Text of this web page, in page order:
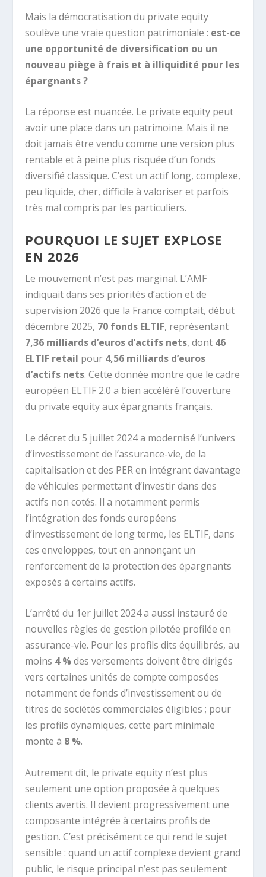
Mais la démocratisation du private equity
soulève une vraie question patrimoniale : est-ce
une opportunité de diversification ou un
nouveau piège à frais et à illiquidité pour les
épargnants ?
La réponse est nuancée. Le private equity peut
avoir une place dans un patrimoine. Mais il ne
doit jamais être vendu comme une version plus
rentable et à peine plus risquée d’un fonds
diversifié classique. C’est un actif long, complexe,
peu liquide, cher, difficile à valoriser et parfois
très mal compris par les particuliers.
POURQUOI LE SUJET EXPLOSE
EN 2026
Le mouvement n’est pas marginal. L’AMF
indiquait dans ses priorités d’action et de
supervision 2026 que la France comptait, début
décembre 2025, 70 fonds ELTIF, représentant
7,36 milliards d’euros d’actifs nets, dont 46
ELTIF retail pour 4,56 milliards d’euros
d’actifs nets. Cette donnée montre que le cadre
européen ELTIF 2.0 a bien accéléré l’ouverture
du private equity aux épargnants français.
Le décret du 5 juillet 2024 a modernisé l’univers
d’investissement de l’assurance-vie, de la
capitalisation et des PER en intégrant davantage
de véhicules permettant d’investir dans des
actifs non cotés. Il a notamment permis
l’intégration des fonds européens
d’investissement de long terme, les ELTIF, dans
ces enveloppes, tout en annonçant un
renforcement de la protection des épargnants
exposés à certains actifs.
L’arrêté du 1er juillet 2024 a aussi instauré de
nouvelles règles de gestion pilotée profilée en
assurance-vie. Pour les profils dits équilibrés, au
moins 4 %des versements doivent être dirigés
vers certaines unités de compte composées
notamment de fonds d’investissement ou de
titres de sociétés commerciales éligibles ; pour
les profils dynamiques, cette part minimale
monte à 8 %.
Autrement dit, le private equity n’est plus
seulement une option proposée à quelques
clients avertis. Il devient progressivement une
composante intégrée à certains profils de
gestion. C’est précisément ce qui rend le sujet
sensible : quand un actif complexe devient grand
public, le risque principal n’est pas seulement